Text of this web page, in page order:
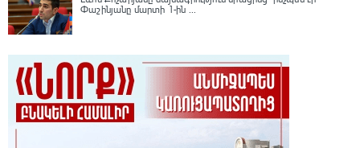
Փաշինյանը մարտի 1-ին ...